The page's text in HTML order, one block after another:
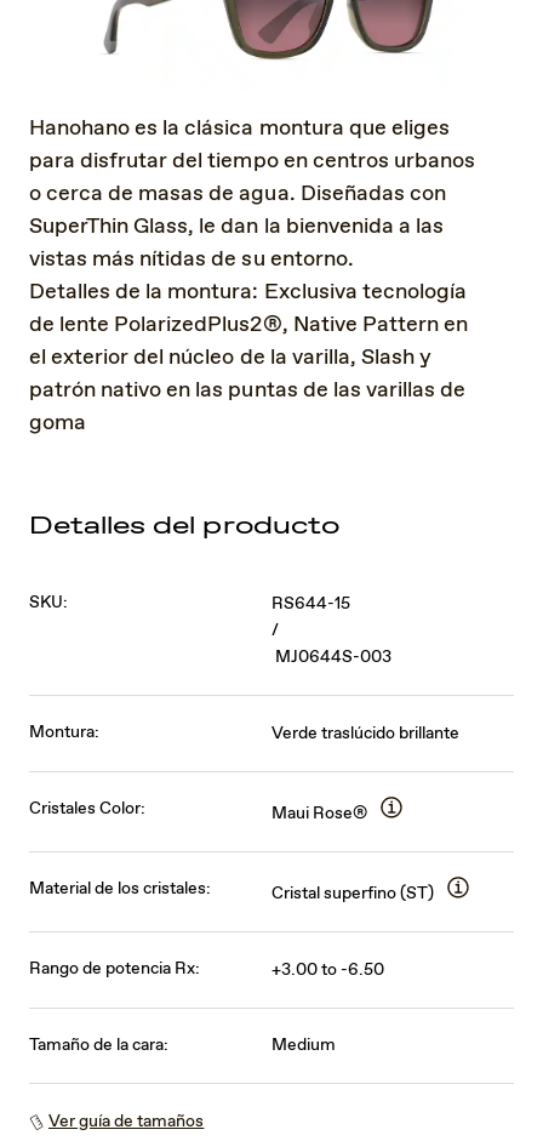
Hanohano es la clásica montura que eliges
para disfrutar del tiempo en centros urbanos
o cerca de masas de agua. Diseñadas con
SuperThin Glass, le dan la bienvenida a las
vistas más nítidas de su entorno.
Detalles de la montura: Exclusiva tecnología
de lente PolarizedPlus2®, Native Pattern en
el exterior del núcleo de la varilla, Slash y
patrón nativo en las puntas de las varillas de
goma
Detalles del producto
SKU:
RS644-15
/
MJ0644S-003
Montura: Verde traslúcido brillante
Cristales Color: Maui Rose®
Material de los cristales: Cristal superfino (ST)
Rango de potencia Rx: +3.00 to -6.50
Tamaño de la cara: Medium
Ver guía de tamaños